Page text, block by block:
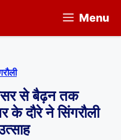
Menu
से बैढ़न तक
के दौरे ने सिंगरौली